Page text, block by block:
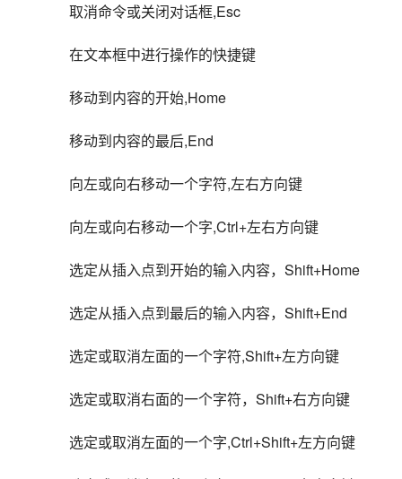
取消命令或关闭对话框,Esc
在文本框中进行操作的快捷键
移动到内容的开始,Home
移动到内容的最后,End
向左或向右移动一个字符,左右方向键
向左或向右移动一个字,Ctrl+左右方向键
选定从插入点到开始的输入内容，Shift+Home
选定从插入点到最后的输入内容，Shift+End
选定或取消左面的一个字符,Shift+左方向键
选定或取消右面的一个字符，Shift+右方向键
选定或取消左面的一个字,Ctrl+Shift+左方向键